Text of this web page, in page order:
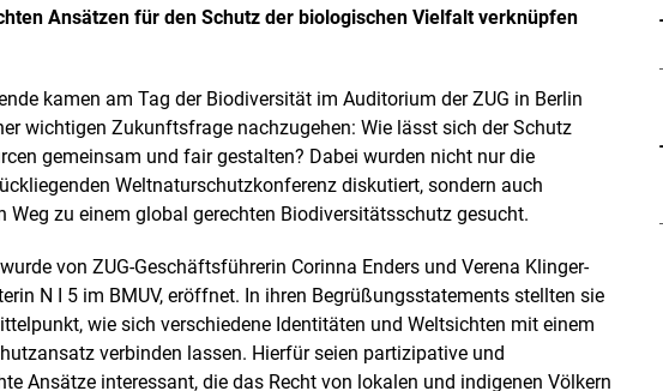
Ansätzen für den Schutz der biologischen Vielfalt verknüpfen
kamen am Tag der Biodiversität im Auditorium der ZUG in Berlin
wichtigen Zukunftsfrage nachzugehen: Wie lässt sich der Schutz
gemeinsam und fair gestalten? Dabei wurden nicht nur die
Weltnaturschutzkonferenz diskutiert, sondern auch
Weg zu einem global gerechten Biodiversitätsschutz gesucht.
von ZUG-Geschäftsführerin Corinna Enders und Verena Klinger-
N I 5 im BMUV, eröffnet. In ihren Begrüßungsstatements stellten sie
wie sich verschiedene Identitäten und Weltsichten mit einem
verbinden lassen. Hierfür seien partizipative und
Ansätze interessant, die das Recht von lokalen und indigenen Völkern